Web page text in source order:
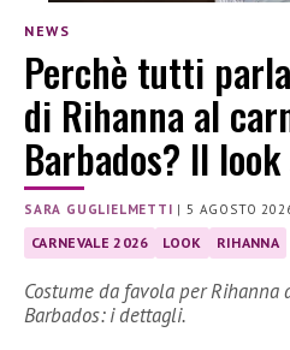
NEWS
Perchè tutti
di Rihanna al
Barbados? Il
SARA GUGLIELMETTI |5 AGOSTO
CARNEVALE 2026 LOOK RIHANNA
Costume da favola per
Barbados: i dettagli.